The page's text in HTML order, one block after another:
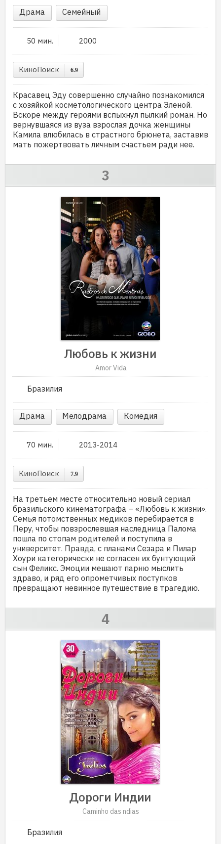
Драма Семейный
50 мин. 2000
КиноПоиск 6.9
Красавец Эду совершенно случайно познакомился
с хозяйкой косметологического центра Эленой.
Вскоре между героями вспыхнул пылкий роман. Но
вернувшаяся из вуза взрослая дочка женщины
Камила влюбилась в страстного брюнета, заставив
мать пожертвовать личным счастьем ради нее.
Любовь к жизни
Amor Vida
Бразилия
Драма Мелодрама Комедия
70 мин. 2013-2014
КиноПоиск 7.9
На третьем месте относительно новый сериал
бразильского кинематографа – «Любовь к жизни».
Семья потомственных медиков перебирается в
Перу, чтобы повзрослевшая наследница Палома
пошла по стопам родителей и поступила в
университет. Правда, с планами Сезара и Пилар
Хоури категорически не согласен их бунтующий
сын Феликс. Эмоции мешают парню мыслить
здраво, и ряд его опрометчивых поступков
превращают невинное путешествие в трагедию.
Дороги Индии
Caminho das ndias
Бразилия